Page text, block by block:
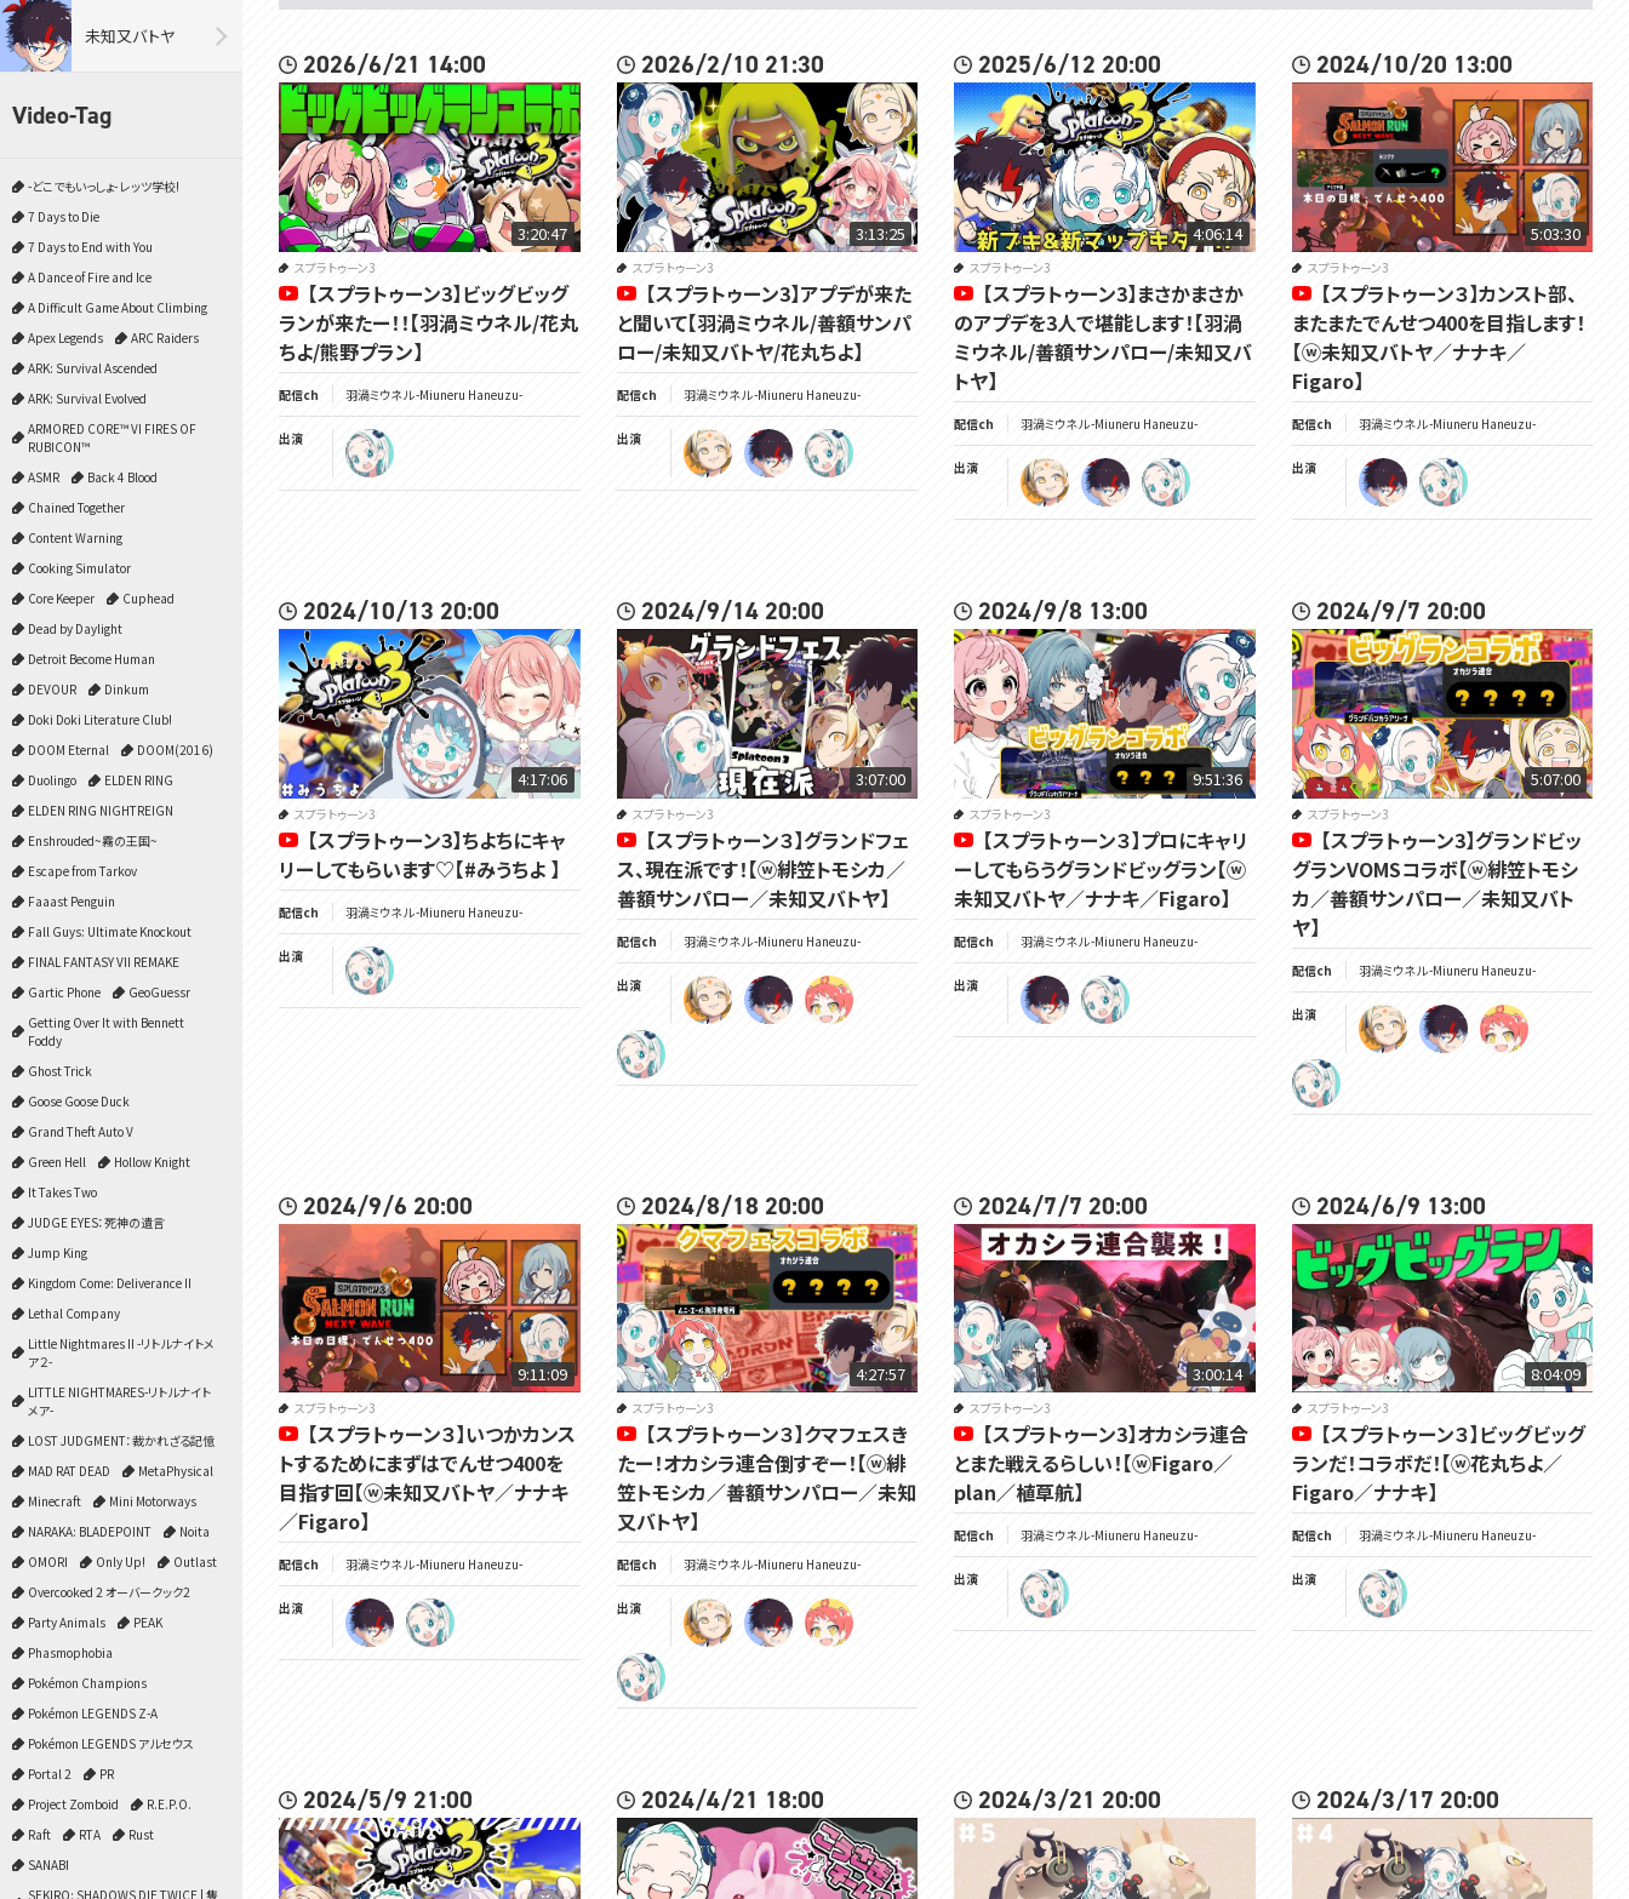
未知又バトヤ
Video-Tag
-どこでもいっしょ- レッツ学校!
7 Days to Die
7 Days to End with You
A Dance of Fire and Ice
A Difficult Game About Climbing
Apex Legends
ARC Raiders
ARK: Survival Ascended
ARK: Survival Evolved
ARMORED CORE™ VI FIRES OF
RUBICON™
ASMR
Back 4 Blood
Chained Together
Content Warning
Cooking Simulator
Core Keeper
Cuphead
Dead by Daylight
Detroit Become Human
DEVOUR
Dinkum
Doki Doki Literature Club!
DOOM Eternal
DOOM(2016)
Duolingo
ELDEN RING
ELDEN RING NIGHTREIGN
Enshrouded~霧の王国~
Escape from Tarkov
Faaast Penguin
Fall Guys: Ultimate Knockout
FINAL FANTASY VII REMAKE
Gartic Phone
GeoGuessr
Getting Over It with Bennett
Foddy
Ghost Trick
Goose Goose Duck
Grand Theft Auto V
Green Hell
Hollow Knight
It Takes Two
JUDGE EYES：死神の遺言
Jump King
Kingdom Come: Deliverance II
Lethal Company
Little Nightmares II -リトルナイトメ
ア２-
LITTLE NIGHTMARES-リトルナイト
メア-
LOST JUDGMENT：裁かれざる記憶
MAD RAT DEAD
MetaPhysical
Minecraft
Mini Motorways
NARAKA: BLADEPOINT
Noita
OMORI
Only Up!
Outlast
Overcooked 2 オーバークック2
Party Animals
PEAK
Phasmophobia
Pokémon Champions
Pokémon LEGENDS Z-A
Pokémon LEGENDS アルセウス
Portal 2
PR
Project Zomboid
R.E.P.O.
Raft
RTA
Rust
SANABI
SEKIRO: SHADOWS DIE TWICE | 隻
https://twitter.com/hanamori_design
･･･････････････････････････････
✿個人Vtuberグループ「VOMS Project」所属の渦属性おしゃべりゲーム配
信モンスター、羽渦ミウネルと申します🌀
✿ゲームが大好きな自称バーチャルゲーム実況者です！コンシューマーゲ
ームを中心に遊ばせて頂いております。
✿完璧ではないですが出来るだけ探索や収集要素を集めながら進めてい
きたいタイプですので、進行はゆっくりめです。急かさず焦らずお付き合いく
ださい！
✿ストーリーや謎解きに関するネタバレや匂わせ・ヒント・指示コメントは大
嫌いなので禁止です！ゲーム初見の方の推理・想像コメントもネタバレに繋
がることがありますのでお控えください。
✿詳しい配信スケジュールはTwitterでお知らせしております。急に変更する
事もありますのでこちらでご確認ください！
Twitter✿https://twitter.com/Miuneru_
GOODS✿https://voms.booth.pm/
2026/6/21 14:00
3:20:47
スプラトゥーン3
【スプラトゥーン3】ビッグビッグ
ランが来たー！！【羽渦ミウネル/花丸
ちよ/熊野プラン】
配信ch 羽渦ミウネル -Miuneru Haneuzu-
出演
2026/2/10 21:30
3:13:25
スプラトゥーン3
【スプラトゥーン3】アプデが来た
と聞いて【羽渦ミウネル/善額サンパ
ロー/未知又バトヤ/花丸ちよ】
配信ch 羽渦ミウネル -Miuneru Haneuzu-
出演
2025/6/12 20:00
4:06:14
スプラトゥーン3
【スプラトゥーン3】まさかまさか
のアプデを3人で堪能します！【羽渦
ミウネル/善額サンパロー/未知又バ
トヤ】
配信ch 羽渦ミウネル -Miuneru Haneuzu-
出演
2024/10/20 13:00
5:03:30
スプラトゥーン3
【スプラトゥーン３】カンスト部、
またまたでんせつ400を目指します！
【ⓦ未知又バトヤ／ナナキ／
Figaro】
配信ch 羽渦ミウネル -Miuneru Haneuzu-
出演
2024/10/13 20:00
4:17:06
スプラトゥーン3
【スプラトゥーン3】ちよちにキャ
リーしてもらいます♡【#みうちよ 】
配信ch 羽渦ミウネル -Miuneru Haneuzu-
出演
2024/9/14 20:00
3:07:00
スプラトゥーン3
【スプラトゥーン３】グランドフェ
ス、現在派です！【ⓦ緋笠トモシカ／
善額サンパロー／未知又バトヤ】
配信ch 羽渦ミウネル -Miuneru Haneuzu-
出演
2024/9/8 13:00
9:51:36
スプラトゥーン3
【スプラトゥーン３】プロにキャリ
ーしてもらうグランドビッグラン【ⓦ
未知又バトヤ／ナナキ／Figaro】
配信ch 羽渦ミウネル -Miuneru Haneuzu-
出演
2024/9/7 20:00
5:07:00
スプラトゥーン3
【スプラトゥーン3】グランドビッ
グランVOMSコラボ【ⓦ緋笠トモシ
カ／善額サンパロー／未知又バト
ヤ】
配信ch 羽渦ミウネル -Miuneru Haneuzu-
出演
2024/9/6 20:00
9:11:09
スプラトゥーン3
【スプラトゥーン３】いつかカンス
トするためにまずはでんせつ400を
目指す回【ⓦ未知又バトヤ／ナナキ
／Figaro】
配信ch 羽渦ミウネル -Miuneru Haneuzu-
出演
2024/8/18 20:00
4:27:57
スプラトゥーン3
【スプラトゥーン３】クマフェスき
たー！オカシラ連合倒すぞー！【ⓦ緋
笠トモシカ／善額サンパロー／未知
又バトヤ】
配信ch 羽渦ミウネル -Miuneru Haneuzu-
出演
2024/7/7 20:00
3:00:14
スプラトゥーン3
【スプラトゥーン3】オカシラ連合
とまた戦えるらしい！【ⓦFigaro／
plan／植草航】
配信ch 羽渦ミウネル -Miuneru Haneuzu-
出演
2024/6/9 13:00
8:04:09
スプラトゥーン3
【スプラトゥーン３】ビッグビッグ
ランだ！コラボだ！【ⓦ花丸ちよ／
Figaro／ナナキ】
配信ch 羽渦ミウネル -Miuneru Haneuzu-
出演
2024/5/9 21:00 2024/4/21 18:00 2024/3/21 20:00 2024/3/17 20:00